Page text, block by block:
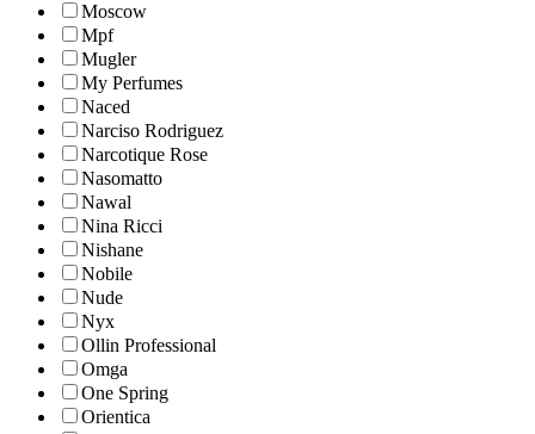
Moscow
Mpf
Mugler
My Perfumes
Naced
Narciso Rodriguez
Narcotique Rose
Nasomatto
Nawal
Nina Ricci
Nishane
Nobile
Nude
Nyx
Ollin Professional
Omga
One Spring
Orientica